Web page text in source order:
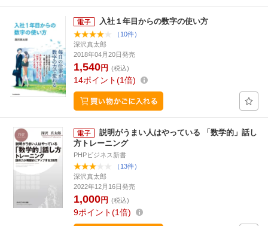
入社１年目からの数字の使い方
（10件）
深沢真太郎
2018年04月20日発売
1,540円 (税込)
14ポイント 1倍
説明がうまい人はやっている 「数学的」話し
方トレーニング
PHPビジネス新書
（13件）
深沢真太郎
2022年12月16日発売
1,000円 (税込)
9ポイント 1倍